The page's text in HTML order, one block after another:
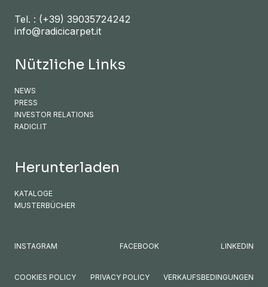
Tel. : (+39) 39035724242
info@radicicarpet.it
Nützliche Links
NEWS
PRESS
INVESTOR RELATIONS
RADICI.IT
Herunterladen
KATALOGE
MUSTERBÜCHER
INSTAGRAM FACEBOOK LINKEDIN
COOKIES POLICY PRIVACY POLICY VERKAUFSBEDINGUNGEN